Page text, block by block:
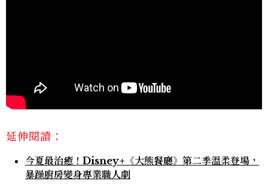
延伸閱讀：
今夏最治癒！Disney+《大熊餐廳》第二季溫柔登場，
暴躁廚房變身專業職人劇